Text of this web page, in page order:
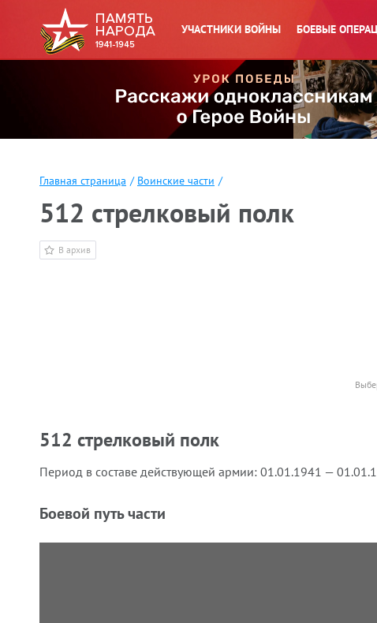
УЧАСТНИКИ ВОЙНЫ БОЕВЫЕ
Главная страница / Воинские части /
512 стрелковый полк
В архив
512 стрелковый полк
Период в составе действующей армии: 01.01.1941 —
Боевой путь части